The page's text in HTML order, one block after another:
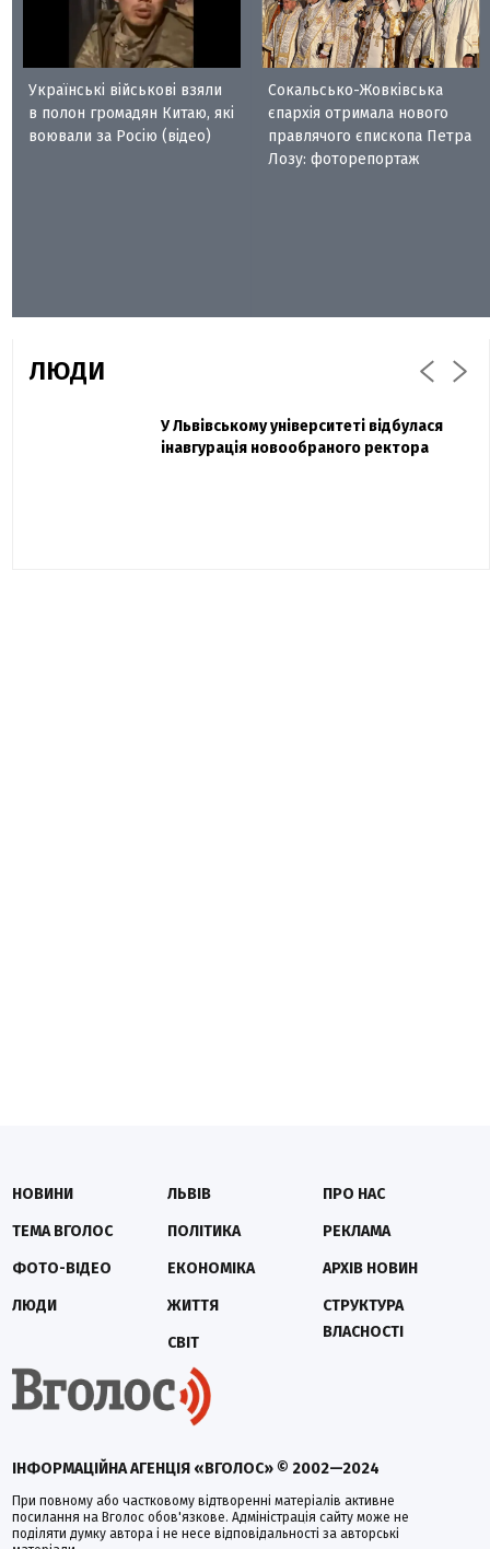
Українські військові взяли
в полон громадян Китаю, які
воювали за Росію (відео)
Сокальсько-Жовківська
єпархія отримала нового
правлячого єпископа Петра
Лозу: фоторепортаж
ЛЮДИ
Павло Дак
Захисник "Азовсталі" Діанов вдруге
одружився та показав фото з весілля
У Львівському університеті відбулася
інавгурація новообраного ректора
ІНФОРМАЦІЙНА АГЕНЦІЯ «ВГОЛОС» © 2002—2024
При повному або частковому відтворенні матеріалів активне
посилання на Вголос обов'язкове. Адміністрація сайту може не
поділяти думку автора і не несе відповідальності за авторські
НОВИНИ
ТЕМА ВГОЛОС
ФОТО-ВІДЕО
ЛЮДИ
ЛЬВІВ
ПОЛІТИКА
ЕКОНОМІКА
ЖИТТЯ
СВІТ
ПРО НАС
РЕКЛАМА
АРХІВ НОВИН
СТРУКТУРА
ВЛАСНОСТІ